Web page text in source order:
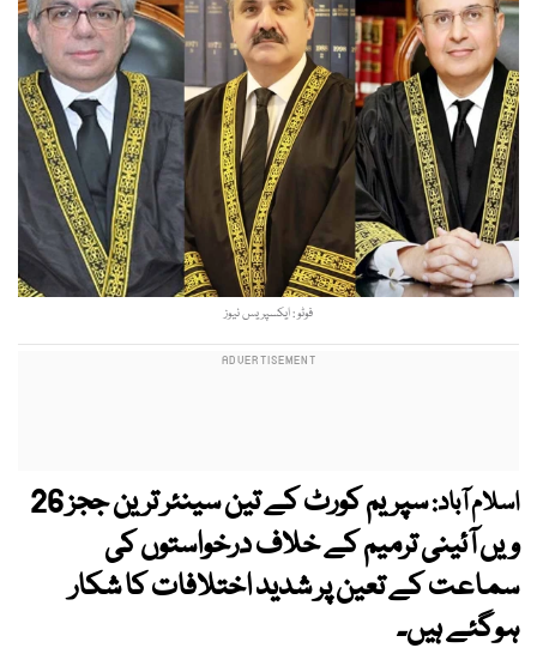
فوٹو : ایکسپریس نیوز
اسلام آباد:
سپریم کورٹ کے تین سینئر ترین ججز 26
ویں آئینی ترمیم کے خلاف درخواستوں کی
سماعت کے تعین پر شدید اختلافات کا شکار
ہوگئے ہیں۔